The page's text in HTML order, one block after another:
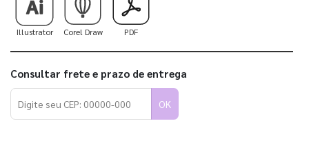
Illustrator Corel Draw PDF
Consultar frete e prazo de entrega
OK